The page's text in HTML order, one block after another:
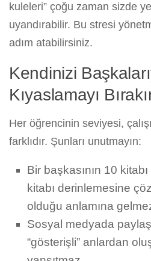
kuleleri” çoğu zaman sizde
uyandırabilir. Bu stresi
adım atabilirsiniz.
Kendinizi
Kıyaslamayı
Her öğrencinin seviyesi,
farklıdır. Şunları unutmayın:
Bir başkasının 10
kitabı derinlemesine
olduğu anlamına
Sosyal medyada
“gösterişli” anlardan